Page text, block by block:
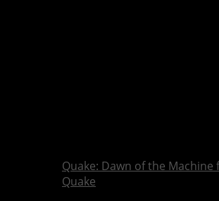
Quake: Dawn of the Machine
Quake